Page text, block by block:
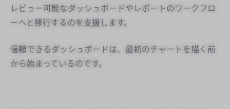
レビュー可能なダッシュボードやレポートのワークフロ
ーへと移行するのを支援します。
信頼できるダッシュボードは、最初のチャートを描く前
から始まっているのです。